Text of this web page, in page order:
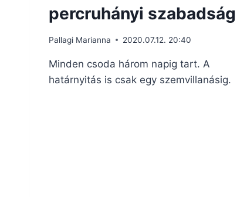
percruhányi szabadság
Pallagi Marianna 2020.07.12. 20:40
Minden csoda három napig tart. A
határnyitás is csak egy szemvillanásig.